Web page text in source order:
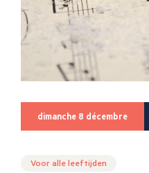
dimanche 8 décembre
Voor alle leeftijden